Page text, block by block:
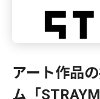
アート作品
ム「